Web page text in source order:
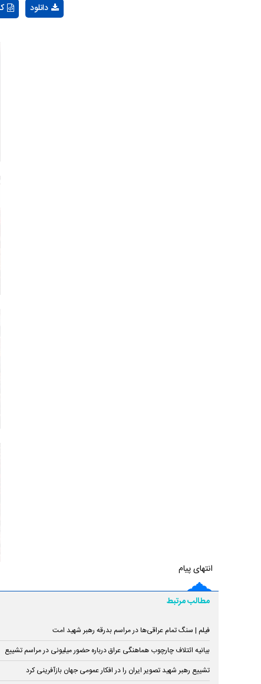
دانلود
انتهای پیام
مطالب مرتبط
فیلم | سنگ تمام عراقی‌ها در مراسم بدرقه رهبر شهید امت
بیانیه ائتلاف چارچوب هماهنگی عراق درباره حضور میلیونی در مراسم تشییع
تشییع رهبر شهید تصویر ایران را در افکار عمومی جهان بازآفرینی کرد